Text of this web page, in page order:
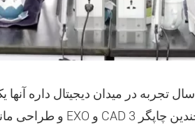
آزمايشگاه دندانپزشکي "جيا" تقريباً 5 سال تجربه در